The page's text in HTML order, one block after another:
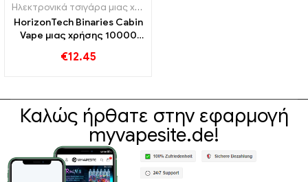
Ηλεκτρονικά τσιγάρα μιας χρήσης
HorizonTech Binaries Cabin
Vape μιας χρήσης 10000
€12.45
Καλώς ήρθατε στην εφαρμογή
myvapesite.de!